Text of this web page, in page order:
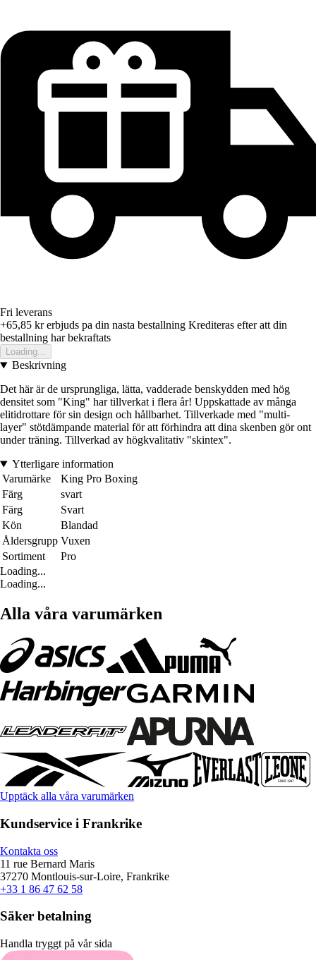
Fri leverans
+65,85 krerbjuds pa din nasta bestallning Krediteras efter att din
bestallning har bekraftats
Loading...
Beskrivning
Det här är de ursprungliga, lätta, vadderade benskydden med hög
densitet som "King" har tillverkat i flera år! Uppskattade av många
elitidrottare för sin design och hållbarhet. Tillverkade med "multi-
layer" stötdämpande material för att förhindra att dina skenben gör ont
under träning. Tillverkad av högkvalitativ "skintex".
Ytterligare information
Varumärke
King Pro Boxing
Färg
svart
Färg
Svart
Kön
Blandad
Åldersgrupp Vuxen
Sortiment
Pro
Loading...
Loading...
Alla våra varumärken
Upptäck alla våra varumärken
Kundservice i Frankrike
Kontakta oss
11 rue Bernard Maris
37270 Montlouis-sur-Loire, Frankrike
+33 1 86 47 62 58
Säker betalning
Handla tryggt på vår sida